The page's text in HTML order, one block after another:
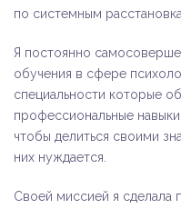
по системным
Я постоянно
обучения в сфере
специальности которые
профессиональные
чтобы делиться своими
них нуждается.
Своей миссией я сделала